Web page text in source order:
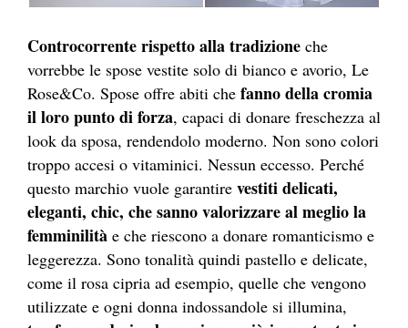
Controcorrente rispetto alla tradizione che
vorrebbe le spose vestite solo di bianco e avorio, Le
Rose&Co. Spose offre abiti che fanno della cromia
il loro punto di forza, capaci di donare freschezza al
look da sposa, rendendolo moderno. Non sono colori
troppo accesi o vitaminici. Nessun eccesso. Perché
questo marchio vuole garantire vestiti delicati,
eleganti, chic, che sanno valorizzare al meglio la
femminilità e che riescono a donare romanticismo e
leggerezza. Sono tonalità quindi pastello e delicate,
come il rosa cipria ad esempio, quelle che vengono
utilizzate e ogni donna indossandole si illumina,